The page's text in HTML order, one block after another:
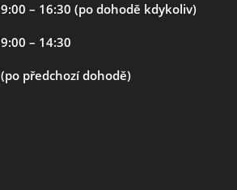
9:00 – 16:30 (po dohodě kdykoliv)
9:00 – 14:30
(po předchozí dohodě)